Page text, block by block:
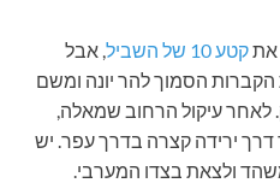
אתקטע 10 של השביל
, אבל
הקברות הסמוך להר יונה ומשם
עיקול הרחוב שמאלה,
דרך ירידה קצרה בדרך עפר. יש
ולצאת בצדו המערבי.